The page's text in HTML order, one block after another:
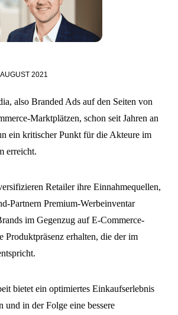
2021
also Branded Ads auf den Seiten von
Marktplätzen, schon seit Jahren an
ein kritischer Punkt für die Akteure im
erreicht.
Retailer ihre Einnahmequellen,
Partnern Premium-Werbeinventar
im Gegenzug auf E-Commerce-
Produktpräsenz erhalten, die der im
bietet ein optimiertes Einkaufserlebnis
und in der Folge eine bessere